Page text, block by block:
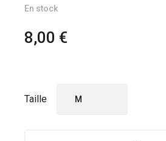
En stock
8,00 €
Taille